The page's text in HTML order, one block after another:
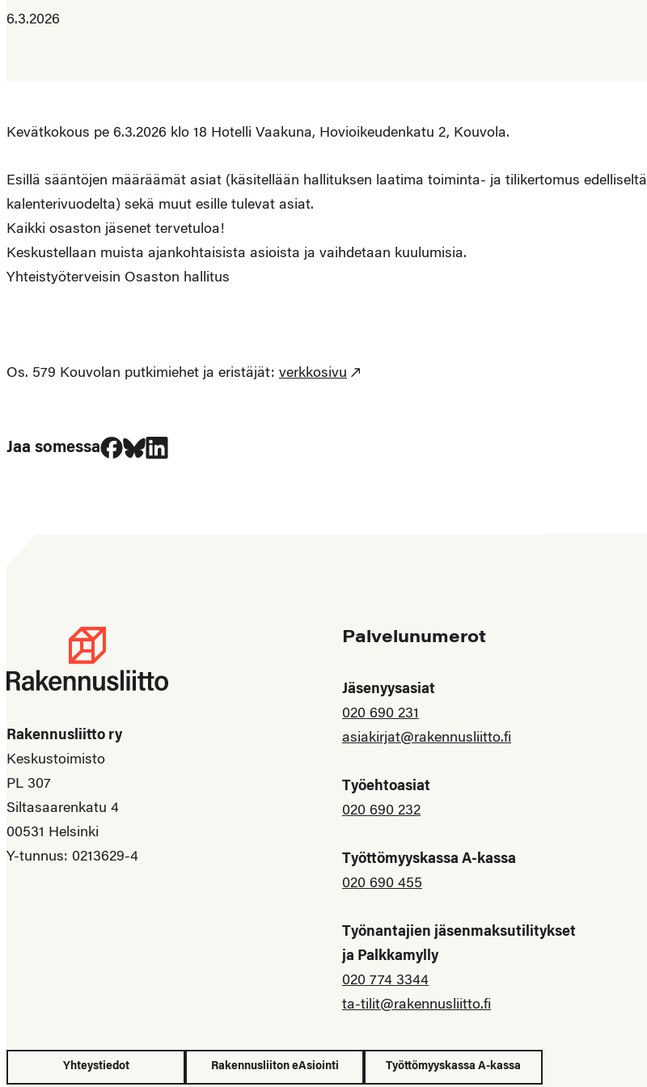
6.3.2026
Kevätkokous pe 6.3.2026 klo 18 Hotelli Vaakuna, Hovioikeudenkatu 2, Kouvola.
Esillä sääntöjen määräämät asiat (käsitellään hallituksen laatima toiminta- ja tilikertomus edelliseltä
kalenterivuodelta) sekä muut esille tulevat asiat.
Kaikki osaston jäsenet tervetuloa!
Keskustellaan muista ajankohtaisista asioista ja vaihdetaan kuulumisia.
Yhteistyöterveisin Osaston hallitus
Os. 579 Kouvolan putkimiehet ja eristäjät: verkkosivu
Jaa somessa
Jaa Facebookissa
Jaa Blueskyssa
Jaa LinkedIn:ssä
Rakennusliitto ry
Keskustoimisto
PL 307
Siltasaarenkatu 4
00531 Helsinki
Y-tunnus: 0213629-4
Palvelunumerot
Jäsenyysasiat
020 690 231
asiakirjat@rakennusliitto.fi
Työehtoasiat
020 690 232
Työttömyyskassa A-kassa
020 690 455
Työnantajien jäsenmaksutilitykset
ja Palkkamylly
020 774 3344
ta-tilit@rakennusliitto.fi
Yhteystiedot Rakennusliiton eAsiointi Työttömyyskassa A-kassa